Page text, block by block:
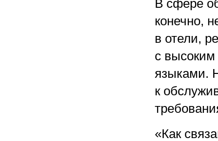
В сфере
конечно,
в отели,
с
языками.
к
«Как